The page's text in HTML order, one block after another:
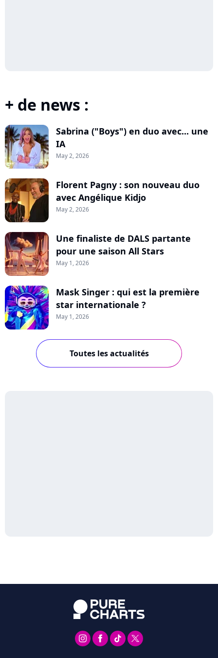
+ de news :
Sabrina ("Boys") en duo avec... une
IA
May 2, 2026
Florent Pagny : son nouveau duo
avec Angélique Kidjo
May 2, 2026
Une finaliste de DALS partante
pour une saison All Stars
May 1, 2026
Mask Singer : qui est la première
star internationale ?
May 1, 2026
Toutes les actualités